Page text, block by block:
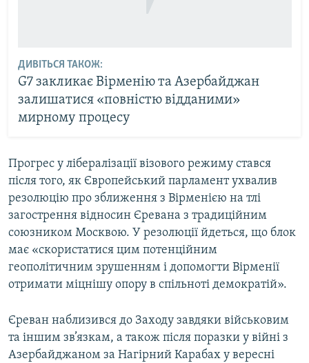
ДИВІТЬСЯ ТАКОЖ:
G7 закликає Вірменію та Азербайджан
залишатися «повністю відданими»
мирному процесу
Прогрес у лібералізації візового режиму стався
після того, як Європейський парламент ухвалив
резолюцію про зближення з Вірменією на тлі
загострення відносин Єревана з традиційним
союзником Москвою. У резолюції йдеться, що блок
має «скористатися цим потенційним
геополітичним зрушенням і допомогти Вірменії
отримати міцнішу опору в спільноті демократій».
Єреван наблизився до Заходу завдяки військовим
та іншим зв’язкам, а також після поразки у війні з
Азербайджаном за Нагірний Карабах у вересні